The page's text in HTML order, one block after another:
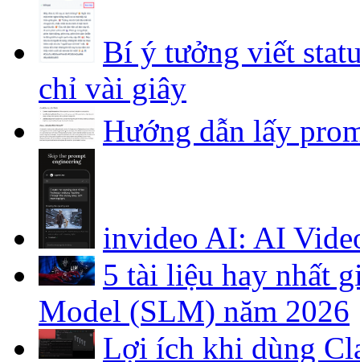
Bí ý tưởng viết
chỉ vài giây
Hướng dẫn lấy
invideo AI: AI
5 tài liệu hay nhất
Model (SLM) năm 2026
Lợi ích khi dùng